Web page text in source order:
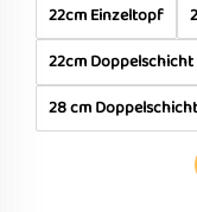
22cm Einzeltopf
22cm Doppelschicht
28 cm Doppelschicht